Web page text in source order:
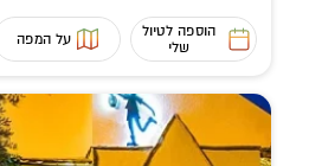
הוספה לטיול
שלי
על המפה